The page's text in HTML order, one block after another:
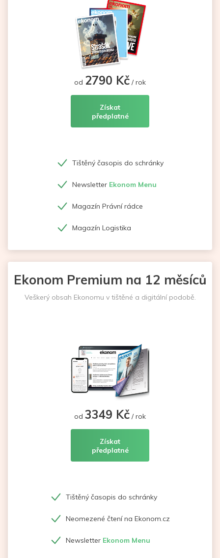
od 2790 Kč / rok
Získat
předplatné
Tištěný časopis do schránky
Newsletter Ekonom Menu
Magazín Právní rádce
Magazín Logistika
Ekonom Premium na 12 měsíců
Veškerý obsah Ekonomu v tištěné a digitální podobě.
od 3349 Kč / rok
Získat
předplatné
Tištěný časopis do schránky
Neomezené čtení na Ekonom.cz
Newsletter Ekonom Menu